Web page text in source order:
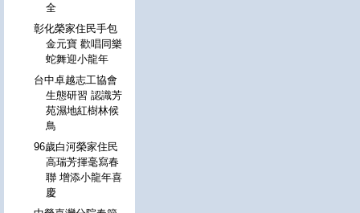
全
彰化榮家住民手包
金元寶 歡唱同樂
蛇舞迎小龍年
台中卓越志工協會
生態研習 認識芳
苑濕地紅樹林候
鳥
96歲白河榮家住民
高瑞芳揮毫寫春
聯 增添小龍年喜
慶